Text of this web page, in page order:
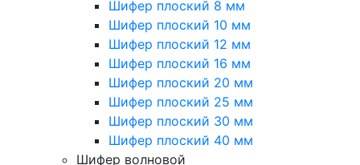
Шифер плоский 8 мм
Шифер плоский 10 мм
Шифер плоский 12 мм
Шифер плоский 16 мм
Шифер плоский 20 мм
Шифер плоский 25 мм
Шифер плоский 30 мм
Шифер плоский 40 мм
Шифер волновой